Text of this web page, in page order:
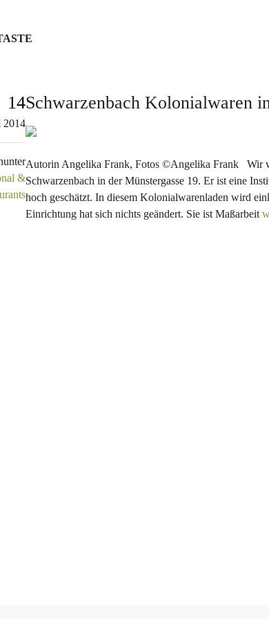
14
2014
&
Schwarzenbach Kolonialwaren
Autorin Angelika Frank, Fotos ©Angelika Frank Wir
Schwarzenbach in der Münstergasse 19. Er ist eine
hoch geschätzt. In diesem Kolonialwarenladen wird
Einrichtung hat sich nichts geändert. Sie ist Maßarbeit